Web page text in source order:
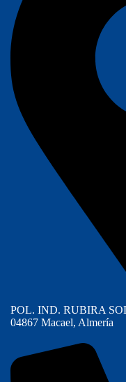
POL. IND. RUBIRA
04867 Macael, Almería